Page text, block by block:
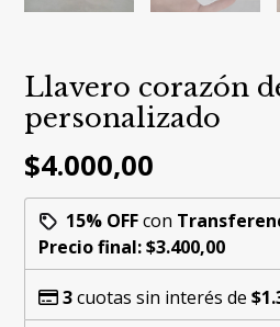
Llavero corazón
personalizado
$4.000,00
15% OFFcon
Precio final:$3.400,00
3cuotas sin interés de